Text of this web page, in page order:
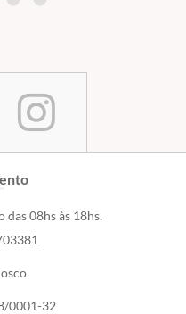
08hs às 18hs.
0001-32